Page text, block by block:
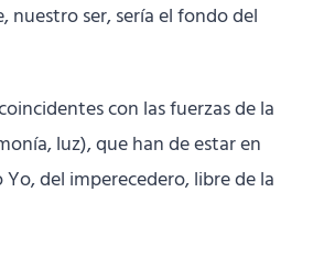
ser, sería el fondo del
con las fuerzas de la
luz), que han de estar en
del imperecedero, libre de la